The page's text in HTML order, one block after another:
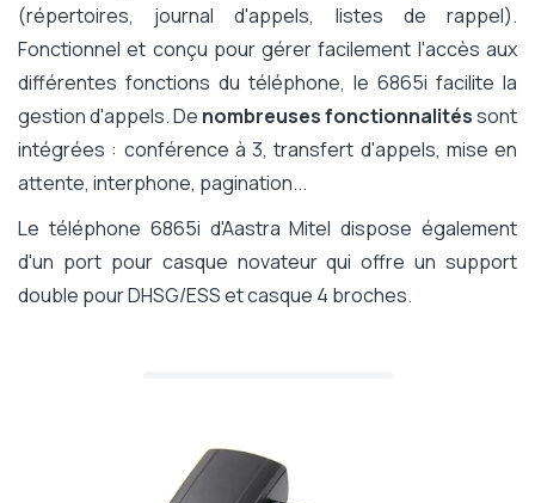
(répertoires, journal d'appels, listes de rappel).
Fonctionnel et conçu pour gérer facilement l'accès aux
différentes fonctions du téléphone, le 6865i facilite la
gestion d'appels. De nombreuses fonctionnalitéssont
intégrées : conférence à 3, transfert d'appels, mise en
attente, interphone, pagination...
Le téléphone 6865i d'Aastra Mitel dispose également
d'un port pour casque novateur qui offre un support
double pour DHSG/ESS et casque 4 broches.